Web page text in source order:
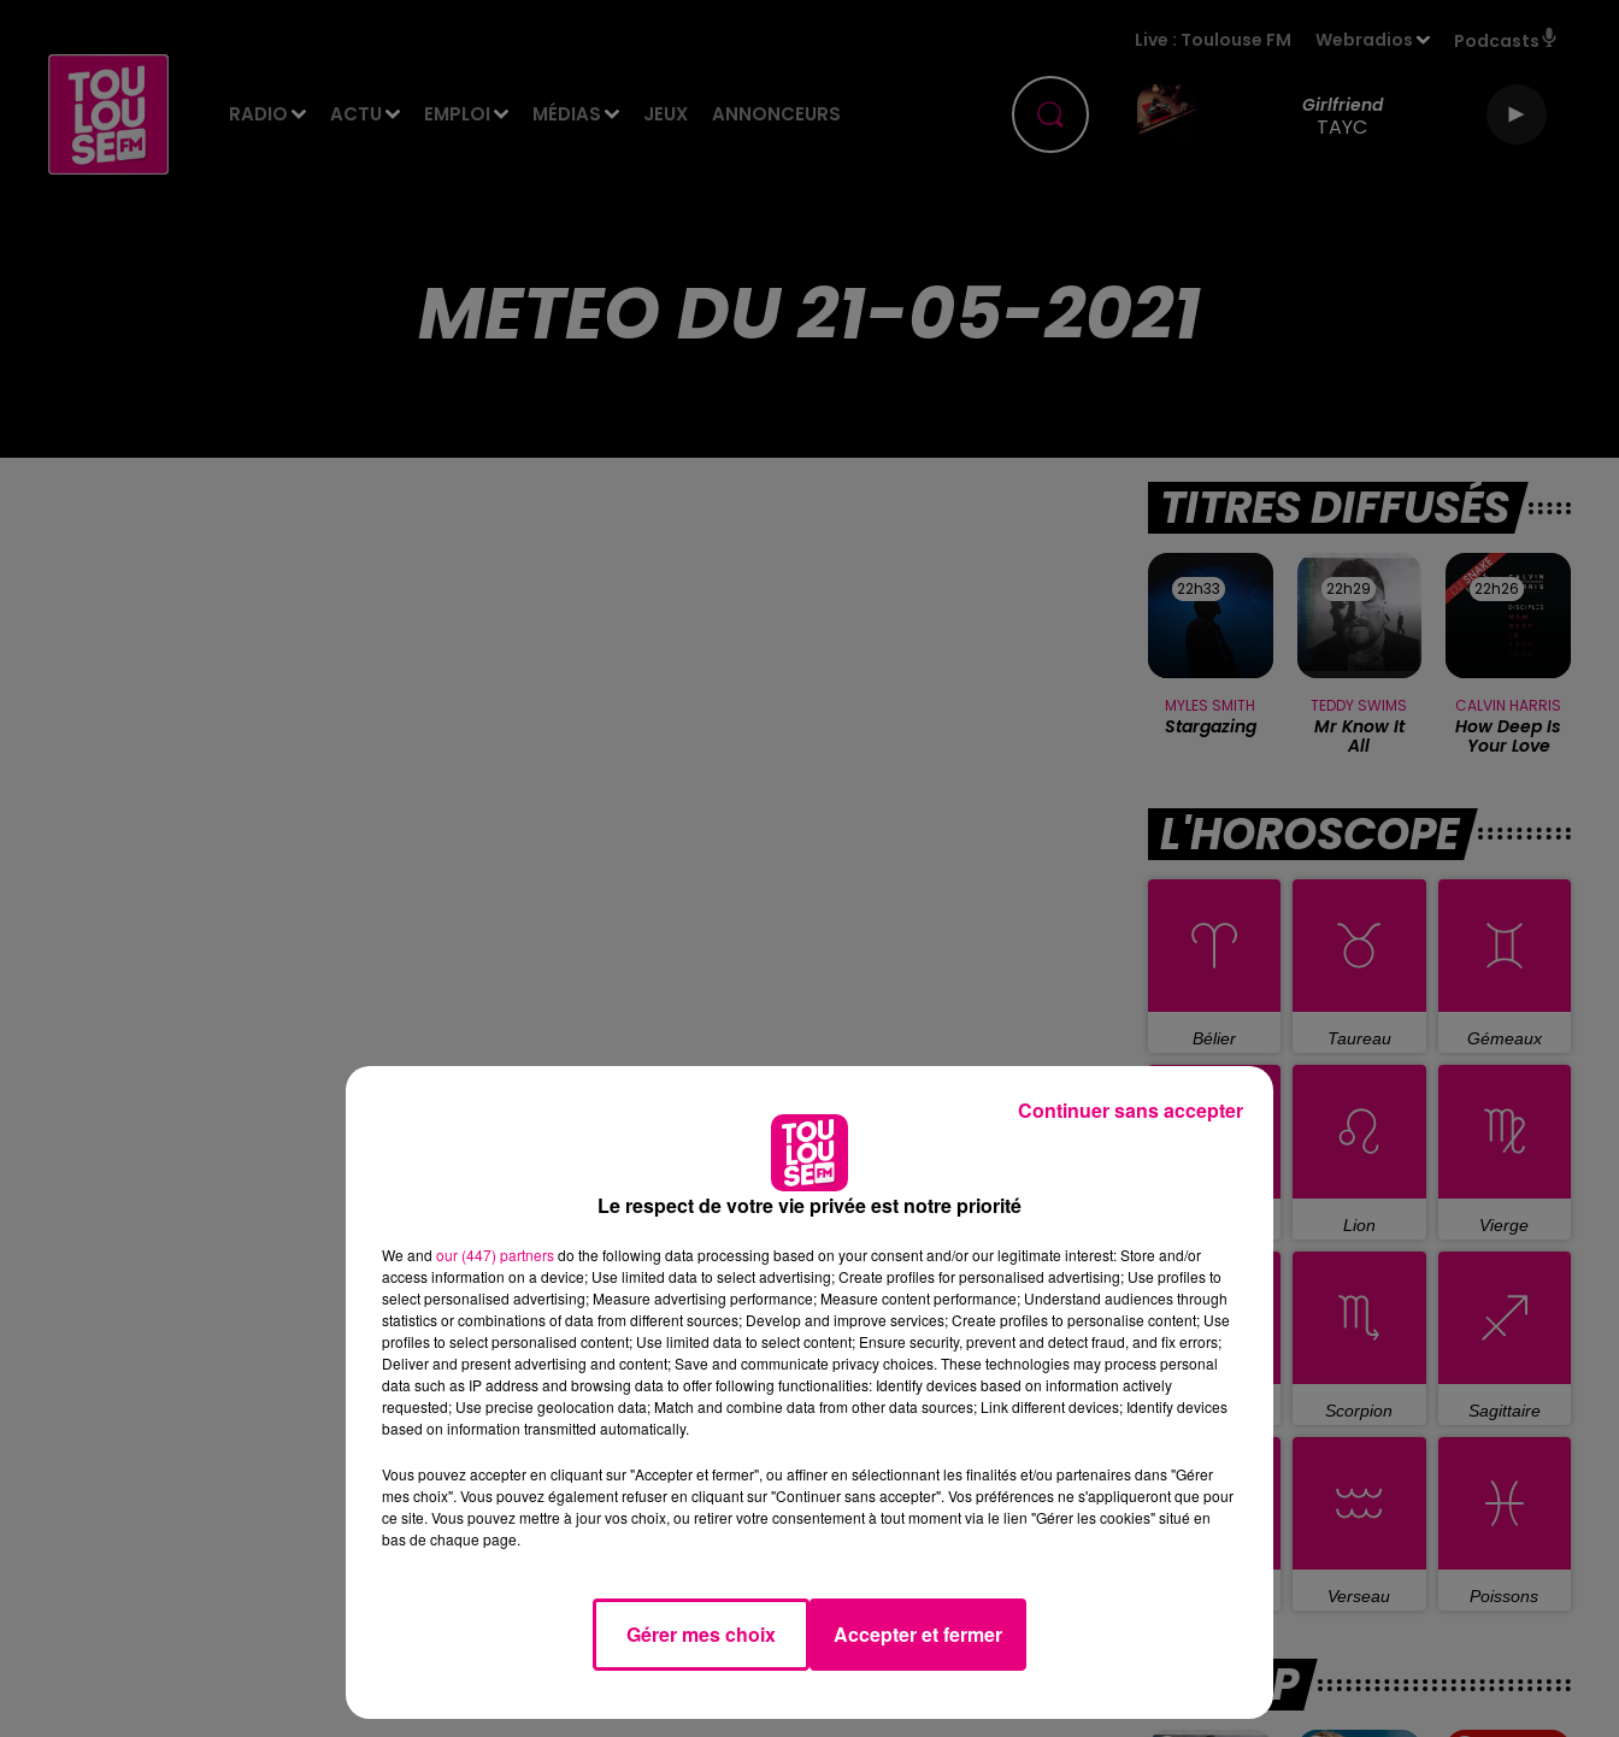
RADIO ACTU EMPLOI MÉDIAS JEUX ANNONCEURS
Live : Toulouse FM Webradios Podcasts
Girlfriend
TAYC
METEO DU 21-05-2021
TITRES DIFFUSÉS
22h33
22h33
MYLES SMITH
Stargazing
22h29
22h29
TEDDY SWIMS
Mr Know It
All
22h26
22h26
CALVIN HARRIS
How Deep Is
Your Love
L'HOROSCOPE
Bélier Taureau Gémeaux
Lion Vierge
Balance Scorpion Sagittaire
Verseau Poissons
LE TOP
Le respect de votre vie privée est notre priorité
We and our (447) partnersdo the following data processing based on your consent and/or our legitimate interest: Store and/or
access information on a device; Use limited data to select advertising; Create profiles for personalised advertising; Use profiles to
select personalised advertising; Measure advertising performance; Measure content performance; Understand audiences through
statistics or combinations of data from different sources; Develop and improve services; Create profiles to personalise content; Use
profiles to select personalised content; Use limited data to select content; Ensure security, prevent and detect fraud, and fix errors;
Deliver and present advertising and content; Save and communicate privacy choices. These technologies may process personal
data such as IP address and browsing data to offer following functionalities: Identify devices based on information actively
requested; Use precise geolocation data; Match and combine data from other data sources; Link different devices; Identify devices
based on information transmitted automatically.
Vous pouvez accepter en cliquant sur "Accepter et fermer", ou affiner en sélectionnant les finalités et/ou partenaires dans "Gérer
mes choix". Vous pouvez également refuser en cliquant sur "Continuer sans accepter". Vos préférences ne s'appliqueront que pour
ce site. Vous pouvez mettre à jour vos choix, ou retirer votre consentement à tout moment via le lien "Gérer les cookies" situé en
bas de chaque page.
Gérer mes choix Accepter et fermer
Continuer sans accepter